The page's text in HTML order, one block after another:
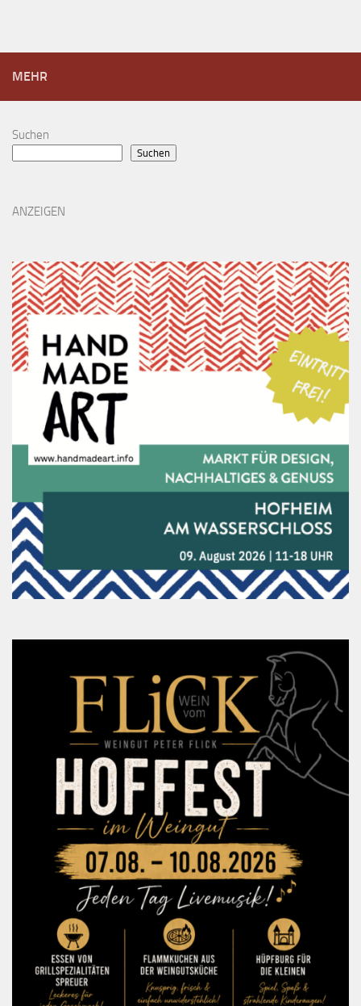
MEHR
Suchen
Suchen
ANZEIGEN